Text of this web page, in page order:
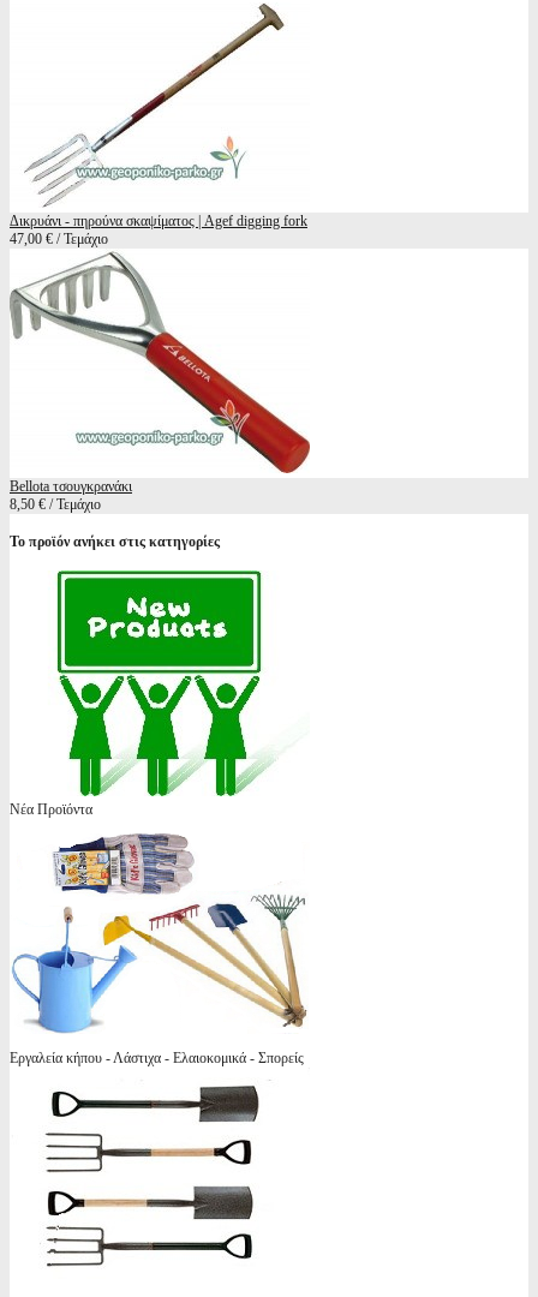
Δικρυάνι - πηρούνα σκαψίματος | Agef digging fork
47,00 € / Τεμάχιο
Bellota τσουγκρανάκι
8,50 € / Τεμάχιο
Το προϊόν ανήκει στις κατηγορίες
Νέα Προϊόντα
Εργαλεία κήπου - Λάστιχα - Ελαιοκομικά - Σπορείς